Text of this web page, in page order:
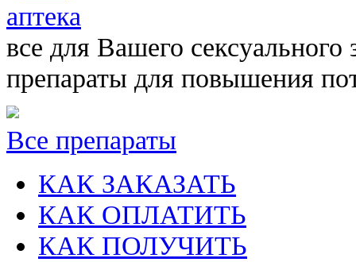
все для Вашего сексуального
препараты для повышения
Все препараты
КАК ЗАКАЗАТЬ
КАК ОПЛАТИТЬ
КАК ПОЛУЧИТЬ